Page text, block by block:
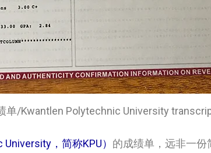
单/Kwantlen Polytechnic University
，简称KPU） 的成绩单，远非一